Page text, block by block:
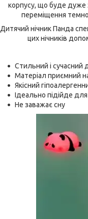
корпусу, що буде дуже
переміщення
Дитячий нічник Панда
цих нічників
Стильний і сучасний
Матеріал приємний
Якісний
Ідеально підійде
Не заважає сну